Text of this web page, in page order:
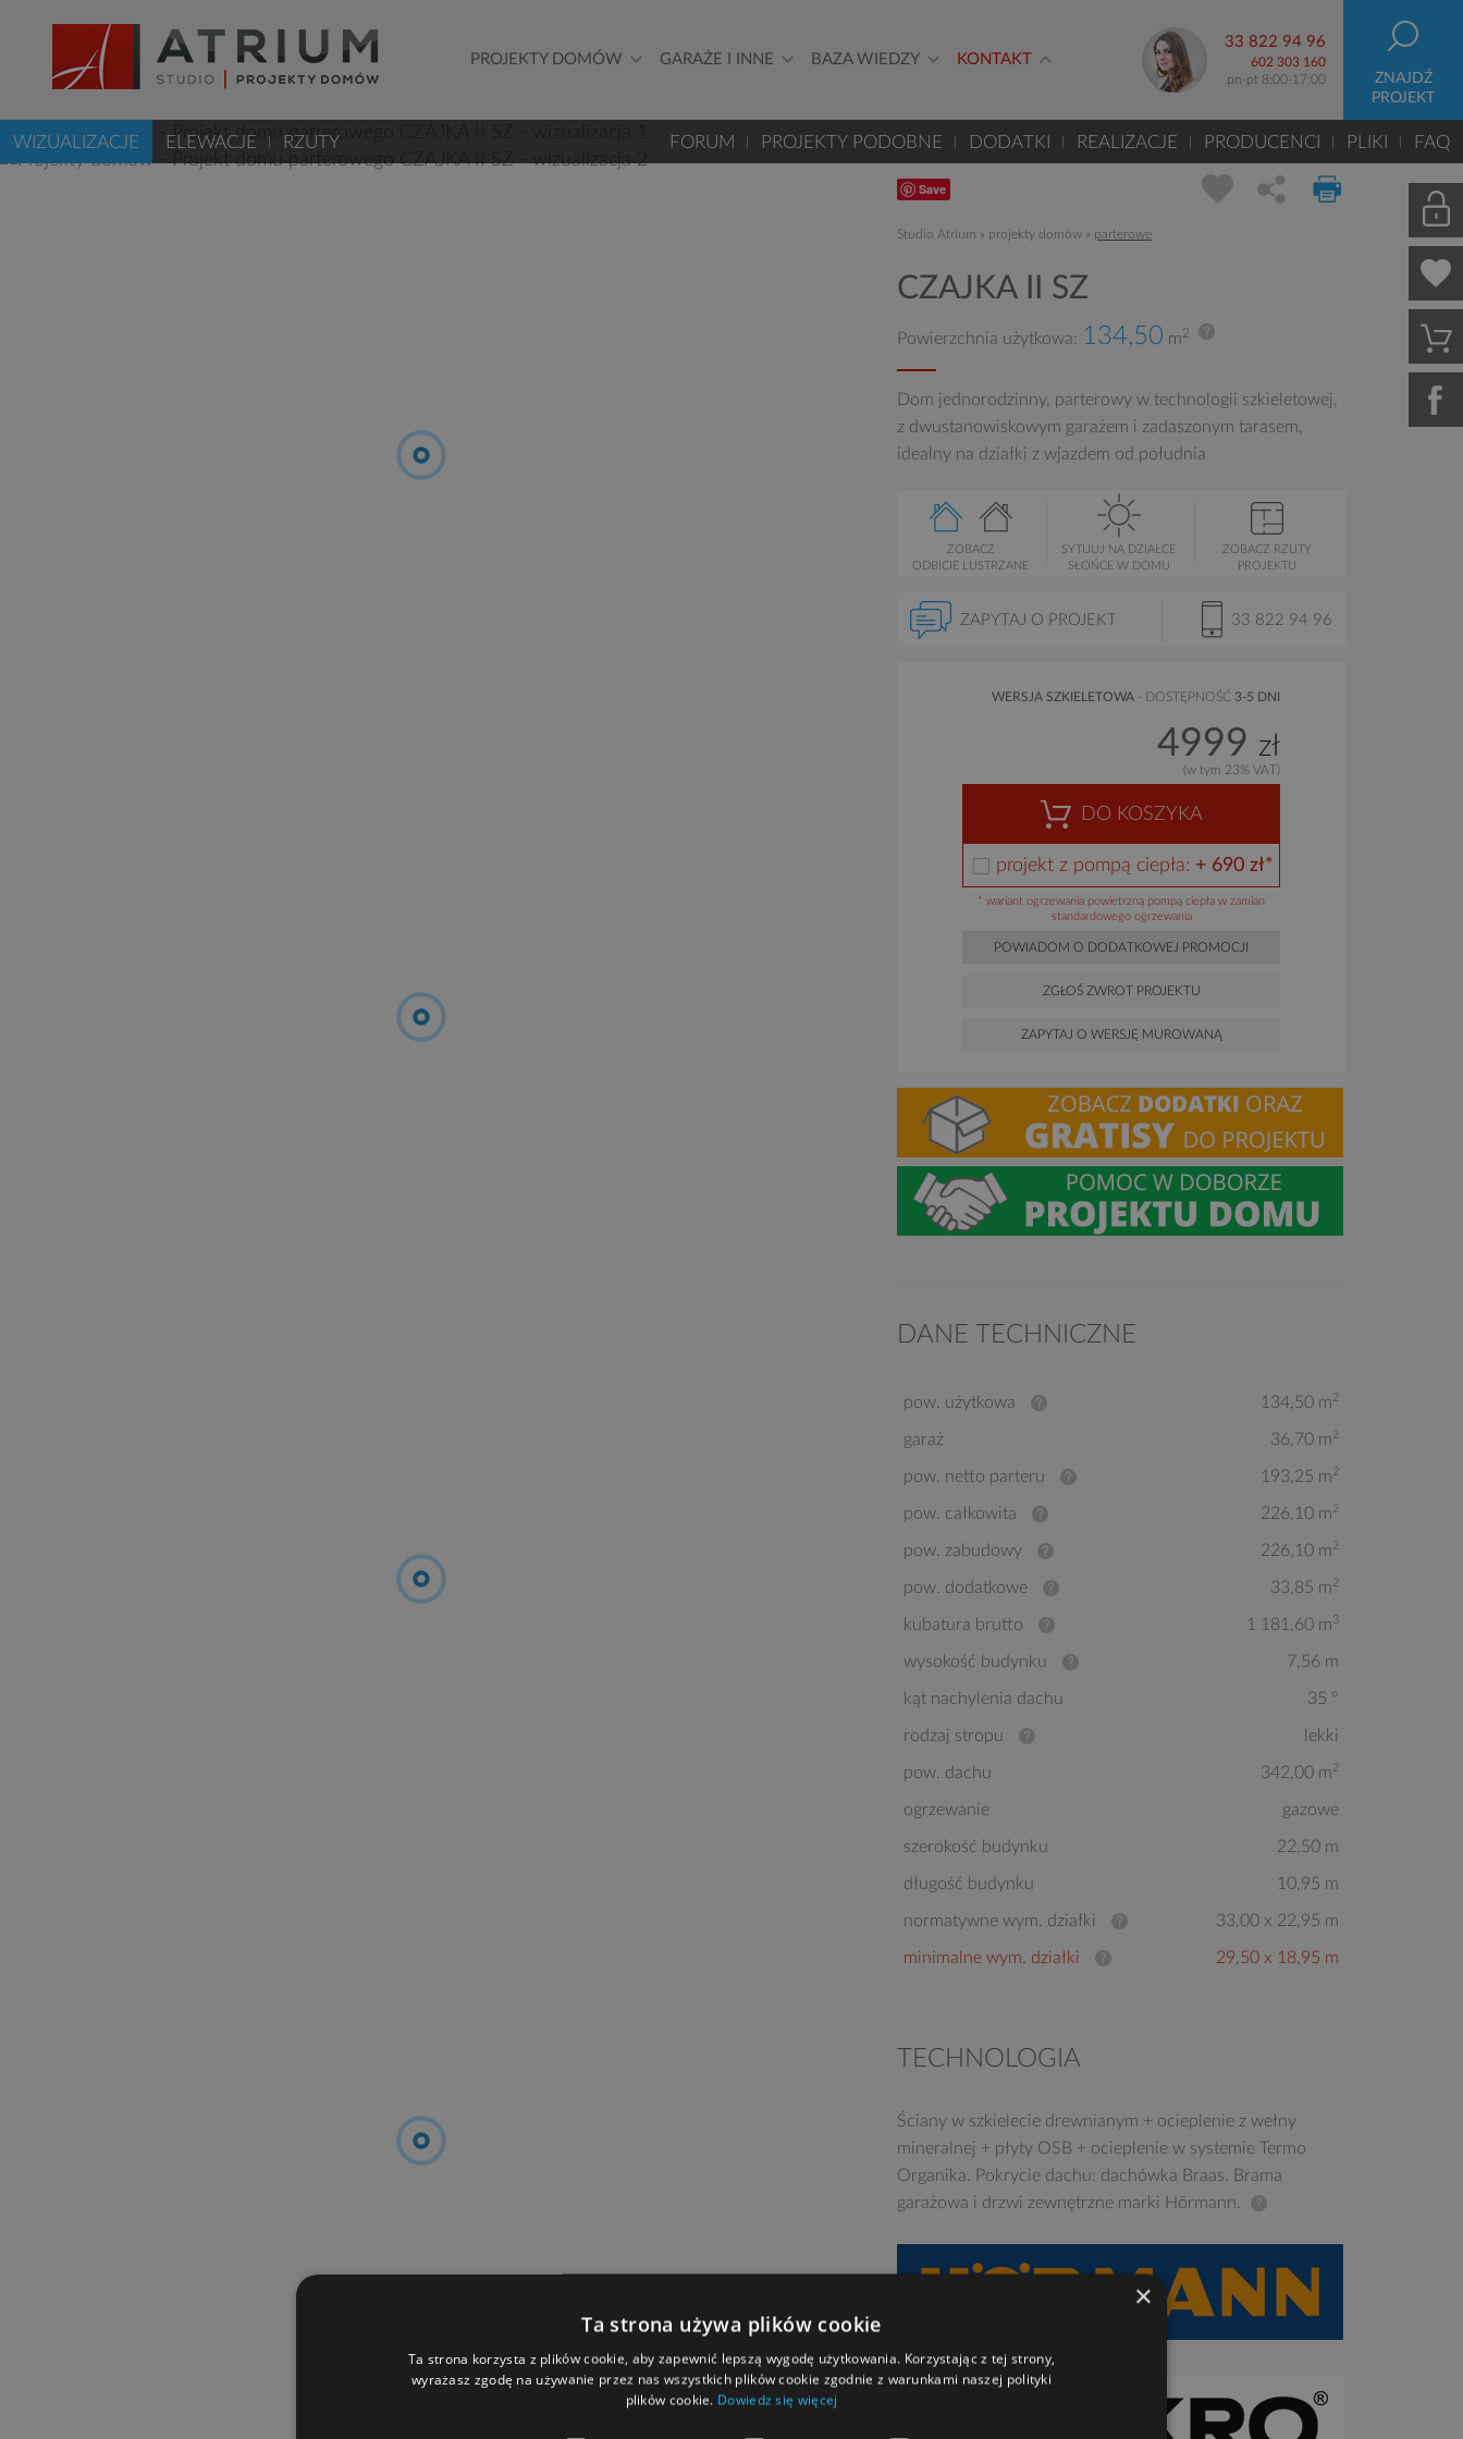
PROJEKTY DOMÓW GARAŻE I INNE BAZA WIEDZY KONTAKT
33 822 94 96
602 303 160
pn-pt 8:00-17:00
ZNAJDŹ
PROJEKT
Save
Studio Atrium » projekty domów » parterowe
CZAJKA II SZ
Powierzchnia użytkowa: 134,50 m2
Dom jednorodzinny, parterowy w technologii szkieletowej,
z dwustanowiskowym garażem i zadaszonym tarasem,
idealny na działki z wjazdem od południa
ZOBACZ
ODBICIE LUSTRZANE
SYTUUJ NA DZIAŁCE
SŁOŃCE W DOMU
ZOBACZ RZUTY
PROJEKTU
ZAPYTAJ O PROJEKT 33 822 94 96
WERSJA SZKIELETOWA - DOSTĘPNOŚĆ 3-5 DNI
4999 zł
(w tym 23% VAT)
DO KOSZYKA
projekt z pompą ciepła: + 690 zł*
* wariant ogrzewania powietrzną pompą ciepła w zamian
standardowego ogrzewania
POWIADOM O DODATKOWEJ PROMOCJI
ZGŁOŚ ZWROT PROJEKTU
ZAPYTAJ O WERSJĘ MUROWANĄ
DANE TECHNICZNE
pow. użytkowa 134,50 m2
garaż 36,70 m2
pow. netto parteru 193,25 m2
pow. całkowita 226,10 m2
pow. zabudowy 226,10 m2
pow. dodatkowe 33,85 m2
kubatura brutto 1 181,60 m3
wysokość budynku 7,56 m
kąt nachylenia dachu 35 °
rodzaj stropu lekki
pow. dachu 342,00 m2
ogrzewanie gazowe
szerokość budynku 22,50 m
długość budynku 10,95 m
normatywne wym. działki 33,00 x 22,95 m
minimalne wym. działki 29,50 x 18,95 m
TECHNOLOGIA
Ściany w szkielecie drewnianym + ocieplenie z wełny
mineralnej + płyty OSB + ocieplenie w systemie Termo
Organika. Pokrycie dachu: dachówka Braas. Brama
garażowa i drzwi zewnętrzne marki Hörmann.
WIZUALIZACJE ELEWACJE RZUTY FORUM PROJEKTY PODOBNE DODATKI REALIZACJE PRODUCENCI PLIKI FAQ
×
Ta strona używa plików cookie
Ta strona korzysta z plików cookie, aby zapewnić lepszą wygodę użytkowania. Korzystając z tej strony,
wyrażasz zgodę na używanie przez nas wszystkich plików cookie zgodnie z warunkami naszej polityki
plików cookie. Dowiedz się więcej